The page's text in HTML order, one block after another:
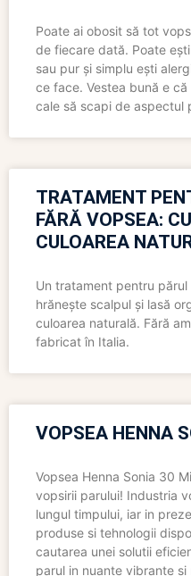
Poate ai obosit să tot
de fiecare dată. Poate
sau pur și simplu ești
ce face. Vestea bună e
cale să scapi de aspectul
TRATAMENT
FĂRĂ VOPSEA:
CULOAREA
Un tratament pentru
hrănește scalpul și lasă
culoarea naturală. Fără
fabricat în Italia.
VOPSEA HENNA
Vopsea Henna Sonia 30
vopsirii parului! Industria
lungul timpului, iar in
produse si tehnologii
cautarea unei solutii
parul in nuante vibrante si